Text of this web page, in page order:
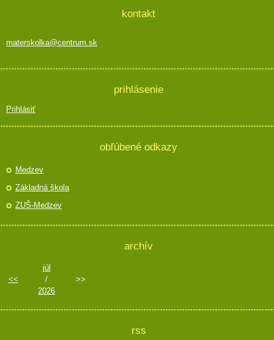
kontakt
materskolka@centrum.sk
prihlásenie
Prihlásiť
obľúbené odkazy
Medzev
Základná škola
ZUŠ-Medzev
archív
<<
júl
/
2026
>>
rss